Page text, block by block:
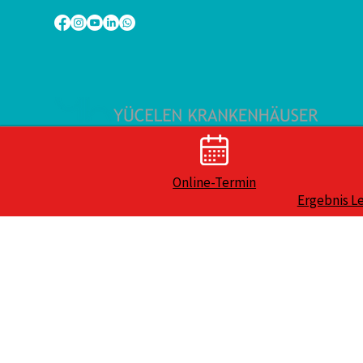
Online-Termin
Ergebnis